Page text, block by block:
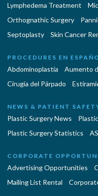
Lymphedema Treatment
Orthognathic Surgery
Septoplasty
Skin Cancer
PROCEDURES EN
Abdominoplastía Aumento
Cirugía del Párpado
NEWS & PATIENT
Plastic Surgery News
Plastic Surgery Statistics
CORPORATE
Advertising Opportunities
Mailing List Rental